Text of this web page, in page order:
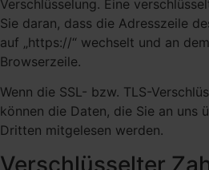
Verschlüsselung. Eine
Sie daran, dass die Adresszeile
auf „https://“ wechselt und an
Browserzeile.
Wenn die SSL- bzw. TLS-
können die Daten, die Sie an uns
Dritten mitgelesen werden.
Verschlüsselter